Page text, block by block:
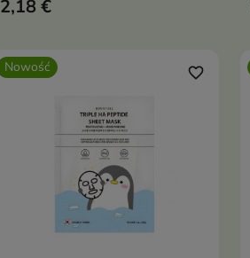
zapewnia skórze intensywną
2,18 €
Nowość favorite_border